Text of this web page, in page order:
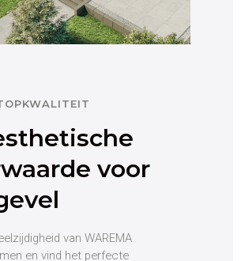
voor
van WAREMA
en vind het perfecte